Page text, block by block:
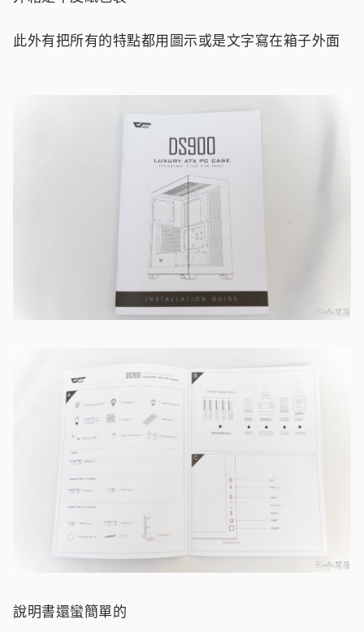
此外有把所有的特點都用圖示或是文字寫在箱子外面
說明書還蠻簡單的